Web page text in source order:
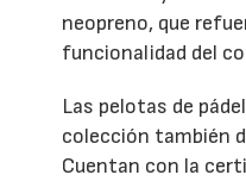
neopreno, que
funcionalidad del
Las pelotas de
colección también
Cuentan con la